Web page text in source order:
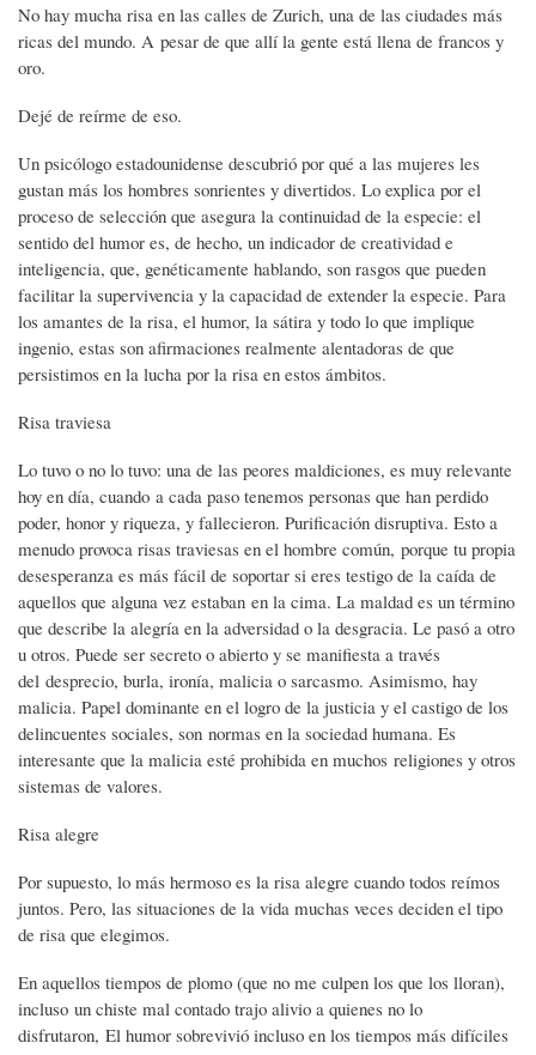
No hay mucha risa en las calles de Zurich, una de las ciudades más
ricas del mundo. A pesar de que allí la gente está llena de francos y
oro.
Dejé de reírme de eso.
Un psicólogo estadounidense descubrió por qué a las mujeres les
gustan más los hombres sonrientes y divertidos. Lo explica por el
proceso de selección que asegura la continuidad de la especie: el
sentido del humor es, de hecho, un indicador de creatividad e
inteligencia, que, genéticamente hablando, son rasgos que pueden
facilitar la supervivencia y la capacidad de extender la especie. Para
los amantes de la risa, el humor, la sátira y todo lo que implique
ingenio, estas son afirmaciones realmente alentadoras de que
persistimos en la lucha por la risa en estos ámbitos.
Risa traviesa
Lo tuvo o no lo tuvo: una de las peores maldiciones, es muy relevante
hoy en día, cuando a cada paso tenemos personas que han perdido
poder, honor y riqueza, y fallecieron. Purificación disruptiva. Esto a
menudo provoca risas traviesas en el hombre común, porque tu propia
desesperanza es más fácil de soportar si eres testigo de la caída de
aquellos que alguna vez estaban en la cima. La maldad es un término
que describe la alegría en la adversidad o la desgracia. Le pasó a otro
u otros. Puede ser secreto o abierto y se manifiesta a través
del desprecio, burla, ironía, malicia o sarcasmo. Asimismo, hay
malicia. Papel dominante en el logro de la justicia y el castigo de los
delincuentes sociales, son normas en la sociedad humana. Es
interesante que la malicia esté prohibida en muchos religiones y otros
sistemas de valores.
Risa alegre
Por supuesto, lo más hermoso es la risa alegre cuando todos reímos
juntos. Pero, las situaciones de la vida muchas veces deciden el tipo
de risa que elegimos.
En aquellos tiempos de plomo (que no me culpen los que los lloran),
incluso un chiste mal contado trajo alivio a quienes no lo
disfrutaron, El humor sobrevivió incluso en los tiempos más difíciles